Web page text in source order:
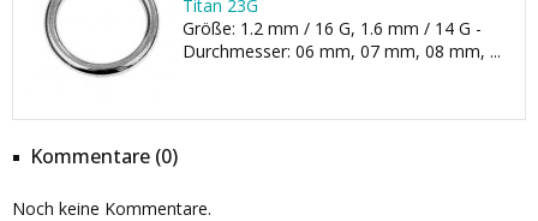
Titan 23G
Größe: 1.2 mm / 16 G, 1.6 mm / 14 G -
Durchmesser: 06 mm, 07 mm, 08 mm, ...
Kommentare (0)
Noch keine Kommentare.